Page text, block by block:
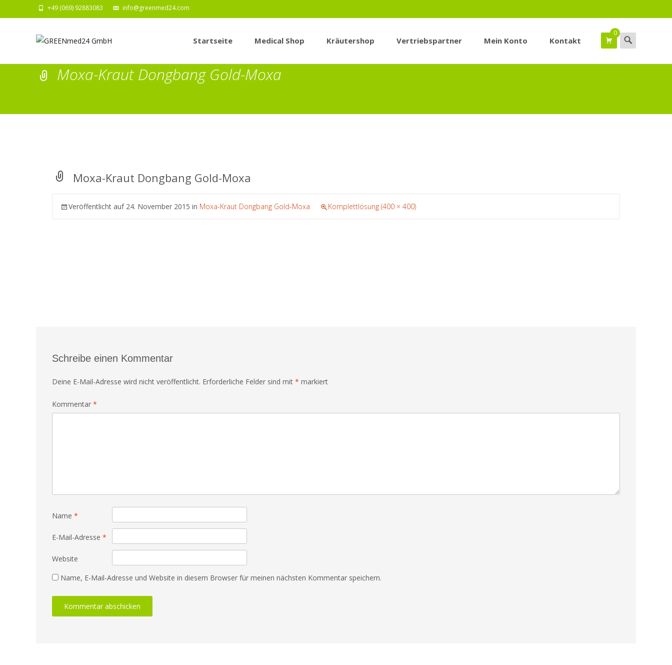
+49 (069) 92883083 info@greenmed24.com
InhaltStartseite Medical Shop Kräutershop Vertriebspartner Mein Konto Kontakt
0 Suchen
nach:
Moxa-Kraut Dongbang Gold-Moxa
Moxa-Kraut Dongbang Gold-Moxa
Veröffentlicht auf 24. November 2015 in Moxa-Kraut Dongbang Gold-Moxa Komplettlösung (400 × 400)
Schreibe einen Kommentar
Deine E-Mail-Adresse wird nicht veröffentlicht. Erforderliche Felder sind mit * markiert
Kommentar *
Name *
E-Mail-Adresse *
Website
Name, E-Mail-Adresse und Website in diesem Browser für meinen nächsten Kommentar speichern.